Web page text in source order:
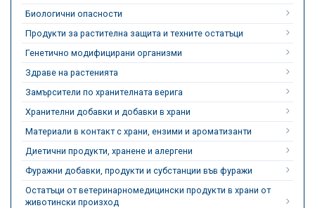
Биологични опасности
Продукти за растителна защита и техните остатъци
Генетично модифицирани организми
Здраве на растенията
Замърсители по хранителната верига
Хранителни добавки и добавки в храни
Материали в контакт с храни, ензими и ароматизанти
Диетични продукти, хранене и алергени
Фуражни добавки, продукти и субстанции във фуражи
Остатъци от ветеринарномедицински продукти в храни от
животински произход